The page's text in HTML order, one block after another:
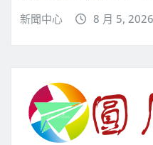
新聞中心 8 月 5, 2026